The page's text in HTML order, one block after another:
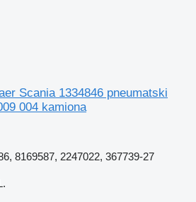
Scania 1334846 pneumatski
004 kamiona
8169587, 2247022, 367739-27